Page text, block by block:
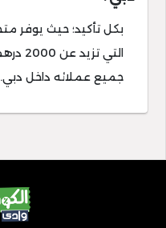
بكل تأكيد؛ حيث يوفر
التي
جميع عملائه داخل دبي.